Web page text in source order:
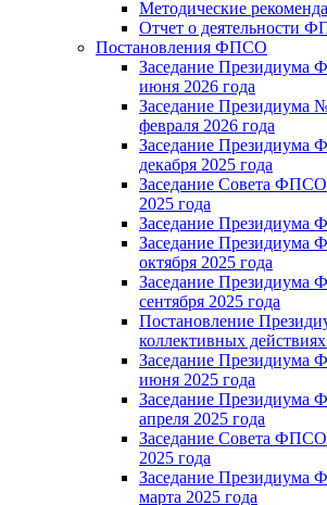
Методические
Отчет о деятельности
Постановления ФПСО
Заседание
июня 2026 года
Заседание
февраля 2026 года
Заседание
декабря 2025 года
Заседание Совета
2025 года
Заседание
Заседание
октября 2025 года
Заседание
сентября 2025 года
Постановление
коллективных
Заседание
июня 2025 года
Заседание
апреля 2025 года
Заседание Совета
2025 года
Заседание
марта 2025 года